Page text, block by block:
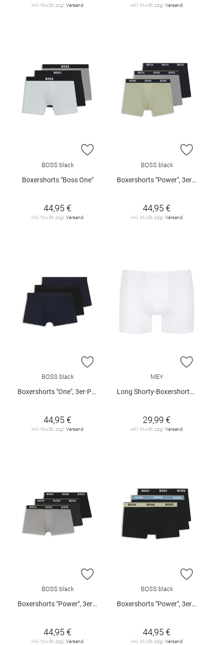
inkl. MwSt. zzgl. Versand inkl. MwSt. zzgl. Versand
ZUR WUNSCHLISTE HINZUFÜGEN
BOSS black
Boxershorts "Boss One"
44,95 €
inkl. MwSt. zzgl. Versand
ZUR
BOSS black
Boxershorts "Power", 3er-Pack
44,95 €
inkl. MwSt. zzgl. Versand
ZUR WUNSCHLISTE HINZUFÜGEN
BOSS black
Boxershorts "One", 3er-Pack
44,95 €
inkl. MwSt. zzgl.Versand
ZUR
MEY
Long Shorty-Boxershorts "Business Class"
29,99 €
inkl. MwSt. zzgl.Versand
ZUR WUNSCHLISTE HINZUFÜGEN
BOSS black
Boxershorts "Power", 3er-Pack
44,95 €
inkl. MwSt. zzgl.Versand
ZUR
BOSS black
Boxershorts "Power", 3er-Pack
44,95 €
inkl. MwSt. zzgl.Versand